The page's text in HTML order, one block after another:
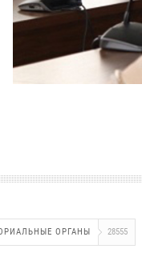
ОРГАНЫ 28555